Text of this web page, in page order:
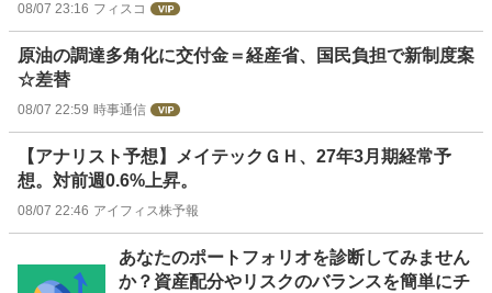
08/07 23:16 フィスコ
原油の調達多角化に交付金＝経産省、国民負担で新制度案
☆差替
08/07 22:59 時事通信
【アナリスト予想】メイテックＧＨ、27年3月期経常予
想。対前週0.6%上昇。
08/07 22:46 アイフィス株予報
あなたのポートフォリオを診断してみません
か？資産配分やリスクのバランスを簡単にチ